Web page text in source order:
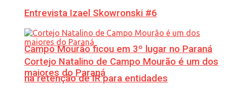
Campo Mourão ficou em 3º lugar no Paraná
na retenção de IR para entidades
Entrevista Izael Skowronski #6
Cortejo Natalino de Campo Mourão é um dos
maiores do Paraná